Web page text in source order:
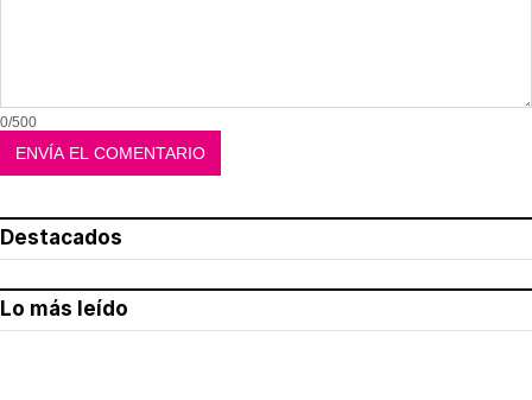
0/500
Destacados
Lo más leído